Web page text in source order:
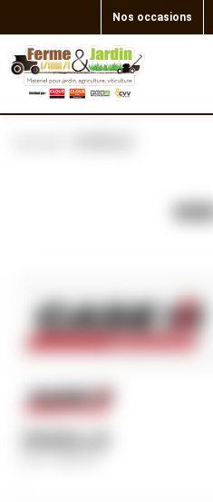
Nos occasions
Ref. MB256